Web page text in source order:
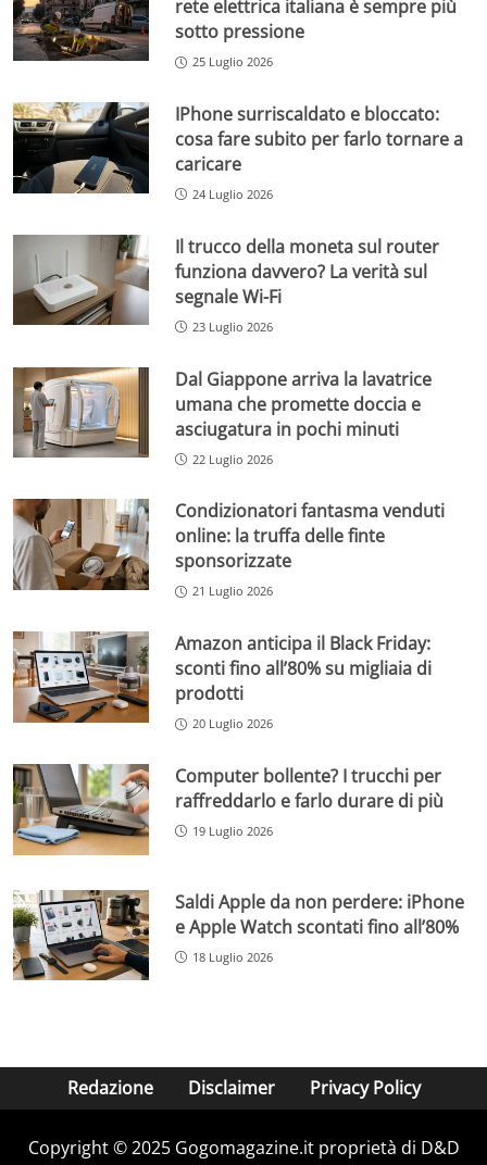
rete elettrica italiana è sempre più
sotto pressione
25 Luglio 2026
IPhone surriscaldato e bloccato:
cosa fare subito per farlo tornare a
caricare
24 Luglio 2026
Il trucco della moneta sul router
funziona davvero? La verità sul
segnale Wi-Fi
23 Luglio 2026
Dal Giappone arriva la lavatrice
umana che promette doccia e
asciugatura in pochi minuti
22 Luglio 2026
Condizionatori fantasma venduti
online: la truffa delle finte
sponsorizzate
21 Luglio 2026
Amazon anticipa il Black Friday:
sconti fino all’80% su migliaia di
prodotti
20 Luglio 2026
Computer bollente? I trucchi per
raffreddarlo e farlo durare di più
19 Luglio 2026
Saldi Apple da non perdere: iPhone
e Apple Watch scontati fino all’80%
18 Luglio 2026
Redazione Disclaimer Privacy Policy
Copyright © 2025 Gogomagazine.it proprietà di D&D